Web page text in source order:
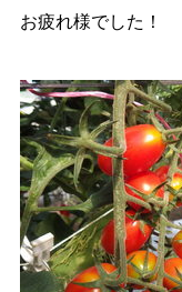
お疲れ様でした！